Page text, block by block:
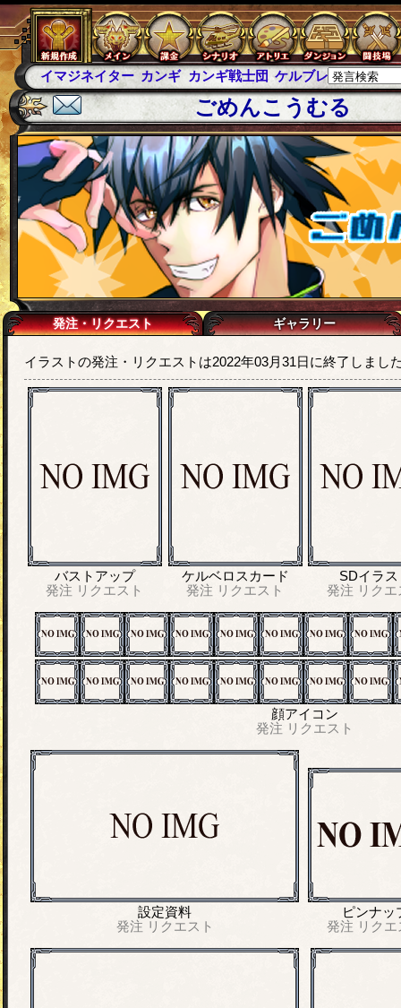
イマジネイター カンギ カンギ戦士団 ケルブレ ケルベロ
ごめんこうむる
発注・リクエスト ギャラリー
イラストの発注・リクエストは2022年03月31日に終了しまし
バストアップ
発注 リクエスト
ケルベロスカード
発注 リクエスト
SDイラス
発注 リク
顔アイコン
発注 リクエスト
設定資料
発注 リクエスト
ピンナッ
発注 リク